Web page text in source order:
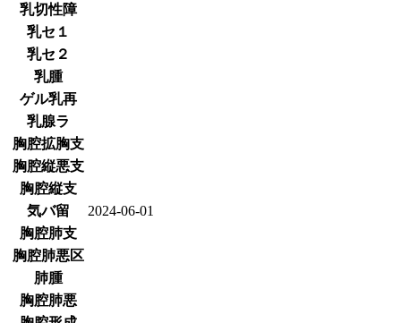
乳切性障
乳セ１
乳セ２
乳腫
ゲル乳再
乳腺ラ
胸腔拡胸支
胸腔縦悪支
胸腔縦支
気バ留
2024-06-01
胸腔肺支
胸腔肺悪区
肺腫
胸腔肺悪